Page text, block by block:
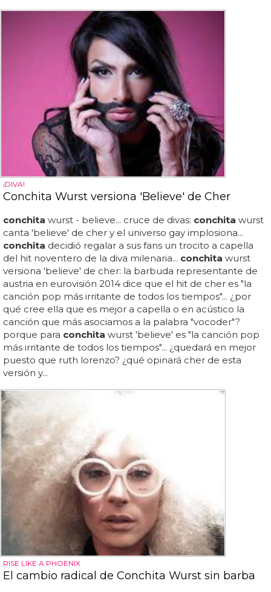
¡DIVA!
Conchita Wurst versiona 'Believe' de Cher
conchita wurst - believe... cruce de divas: conchita wurst
canta 'believe' de cher y el universo gay implosiona...
conchita decidió regalar a sus fans un trocito a capella
del hit noventero de la diva milenaria... conchita wurst
versiona 'believe' de cher: la barbuda representante de
austria en eurovisión 2014 dice que el hit de cher es "la
canción pop más irritante de todos los tiempos"... ¿por
qué cree ella que es mejor a capella o en acústico la
canción que más asociamos a la palabra "vocoder"?
porque para conchita wurst 'believe' es "la canción pop
más irritante de todos los tiempos"... ¿quedará en mejor
puesto que ruth lorenzo? ¿qué opinará cher de esta
versión y...
RISE LIKE A PHOENIX
El cambio radical de Conchita Wurst sin barba